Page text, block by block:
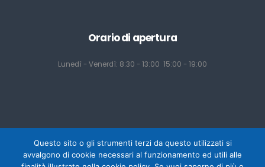
Orario di apertura
Lunedì - Venerdì: 8:30 - 13:00 15:00 - 19:00
Questo sito o gli strumenti terzi da questo utilizzati si
avvalgono di cookie necessari al funzionamento ed utili alle